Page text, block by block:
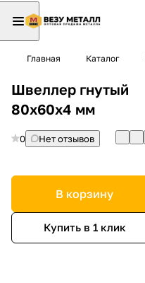
Главная Каталог
Швеллер гнутый
80х60х4 мм
0 Нет отзывов
В корзину
Купить в 1 клик